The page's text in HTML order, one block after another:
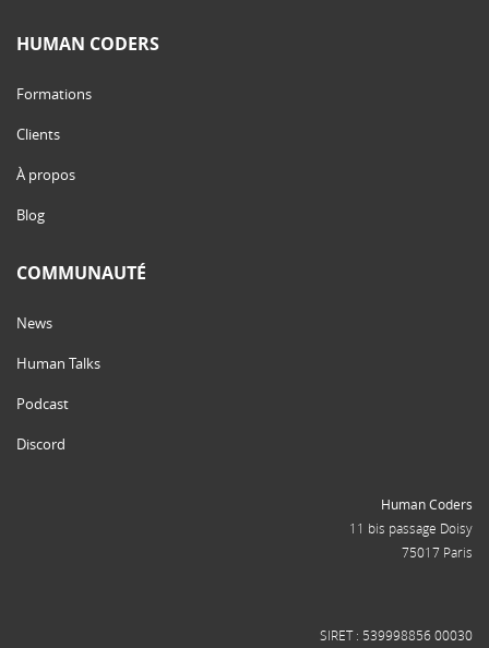
HUMAN CODERS
Formations
Clients
À propos
Blog
COMMUNAUTÉ
News
Human Talks
Podcast
Discord
Human Coders
11 bis passage Doisy
75017 Paris
SIRET : 539998856 00030